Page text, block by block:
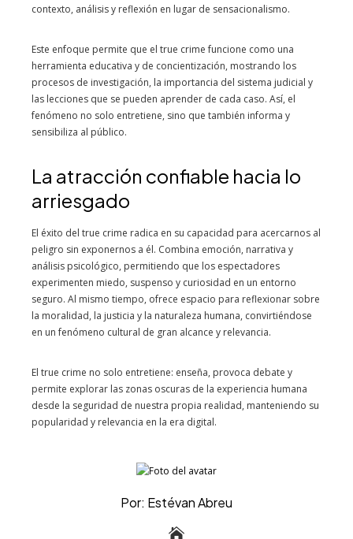
contexto, análisis y reflexión en lugar de sensacionalismo.
Este enfoque permite que el true crime funcione como una
herramienta educativa y de concientización, mostrando los
procesos de investigación, la importancia del sistema judicial y
las lecciones que se pueden aprender de cada caso. Así, el
fenómeno no solo entretiene, sino que también informa y
sensibiliza al público.
La atracción confiable hacia lo
arriesgado
El éxito del true crime radica en su capacidad para acercarnos al
peligro sin exponernos a él. Combina emoción, narrativa y
análisis psicológico, permitiendo que los espectadores
experimenten miedo, suspenso y curiosidad en un entorno
seguro. Al mismo tiempo, ofrece espacio para reflexionar sobre
la moralidad, la justicia y la naturaleza humana, convirtiéndose
en un fenómeno cultural de gran alcance y relevancia.
El true crime no solo entretiene: enseña, provoca debate y
permite explorar las zonas oscuras de la experiencia humana
desde la seguridad de nuestra propia realidad, manteniendo su
popularidad y relevancia en la era digital.
Por: Estévan Abreu